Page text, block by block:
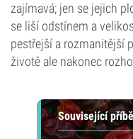
zajímavá; jen se jejich
se liší odstínem a
pestřejší a rozmanitější
životě ale nakonec
Související